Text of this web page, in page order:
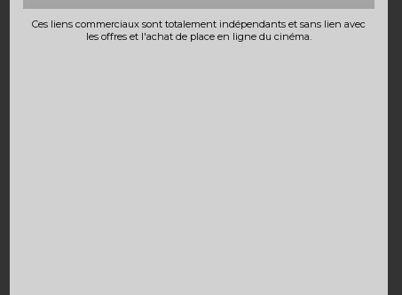
Ces liens commerciaux sont totalement indépendants et sans lien avec
les offres et l'achat de place en ligne du cinéma.